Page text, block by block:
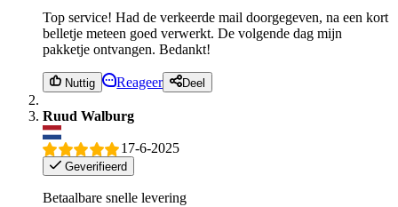
Top service! Had de verkeerde mail doorgegeven, na een kort
belletje meteen goed verwerkt. De volgende dag mijn
pakketje ontvangen. Bedankt!
Nuttig Reageer Deel
Ruud Walburg
17-6-2025
Geverifieerd
Betaalbare snelle levering